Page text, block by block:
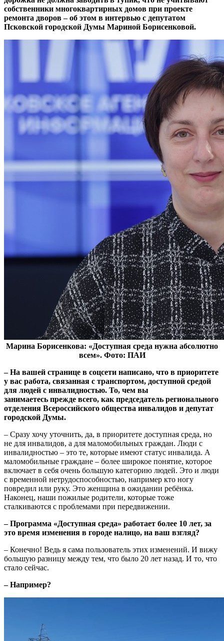
собственники многоквартирных домов при проекте
ремонта дворов – об этом в интервью с депутатом
Псковской городской Думы Мариной Борисенковой.
Марина Борисенкова: «Доступная среда нужна абсолютно
всем». Фото: ПАИ
– На вашей странице в соцсети написано, что в приоритете
у вас работа, связанная с транспортом, доступной средой
для людей с инвалидностью. То, чем вы
занимаетесь прежде всего, как председатель регионального
отделения Всероссийского общества инвалидов и депутат
городской Думы.
– Сразу хочу уточнить, да, в приоритете доступная среда, но
не для инвалидов, а для маломобильных граждан. Люди с
инвалидностью – это те, которые имеют статус инвалида. А
маломобильные граждане – более широкое понятие, которое
включает в себя очень большую категорию людей. Это и люди
с временной нетрудоспособностью, например кто ногу
повредил или руку. Это женщина в ожидании ребёнка.
Наконец, наши пожилые родители, которые тоже
сталкиваются с проблемами при передвижении.
– Программа «Доступная среда» работает более 10 лет, за
это время изменения в городе налицо, на ваш взгляд?
– Конечно! Ведь я сама пользователь этих изменений. И вижу
большую разницу между тем, что было 20 лет назад. И то, что
стало сейчас.
– Например?